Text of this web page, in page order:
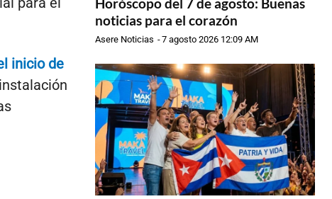
inicio de
noticias para el corazón
Asere Noticias -7 agosto 2026 12:09 AM